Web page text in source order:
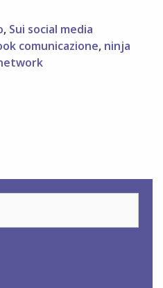
, Sui social media
comunicazione, ninja